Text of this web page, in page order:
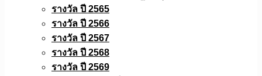
รางวัล ปี 2565
รางวัล ปี 2566
รางวัล ปี 2567
รางวัล ปี 2568
รางวัล ปี 2569